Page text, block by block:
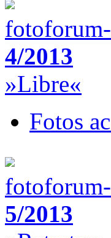
4/2013
»Libre«
Fotos
5/2013